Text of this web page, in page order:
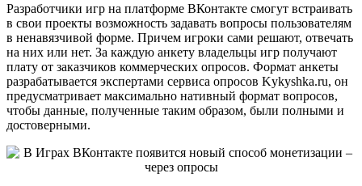
Разработчики игр на платформе ВКонтакте смогут встраивать
в свои проекты возможность задавать вопросы пользователям
в ненавязчивой форме. Причем игроки сами решают, отвечать
на них или нет. За каждую анкету владельцы игр получают
плату от заказчиков коммерческих опросов. Формат анкеты
разрабатывается экспертами сервиса опросов Kykyshka.ru, он
предусматривает максимально нативный формат вопросов,
чтобы данные, полученные таким образом, были полными и
достоверными.